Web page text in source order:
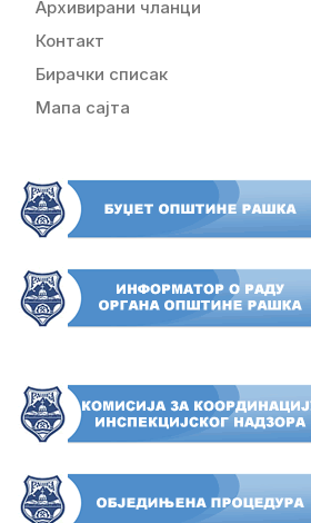
Архивирани чланци
Контакт
Бирачки списак
Мапа сајта